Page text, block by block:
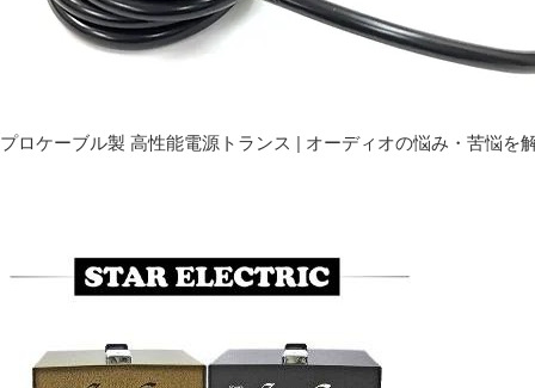
プロケーブル製 高性能電源トランス | オーディオの悩み・苦悩を